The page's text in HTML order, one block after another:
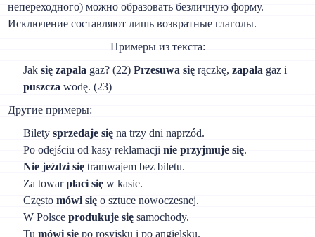
непереходного) можно образовать безличную форму.
Исключение составляют лишь возвратные глаголы.
Примеры из текста:
Jak się zapala gaz? (22) Przesuwa sięrączkę, zapala gaz i
puszcza wodę. (23)
Другие примеры:
Bilety sprzedaje sięna trzy dni naprzód.
Po odejściu od kasy reklamacji nie przyjmuje się.
Nie jeździ siętramwajem bez biletu.
Za towarpłaci sięw kasie.
Często mówi sięo sztuce nowoczesnej.
W Polsce produkuje sięsamochody.
Tu mówi siępo rosyjsku i po angielsku.